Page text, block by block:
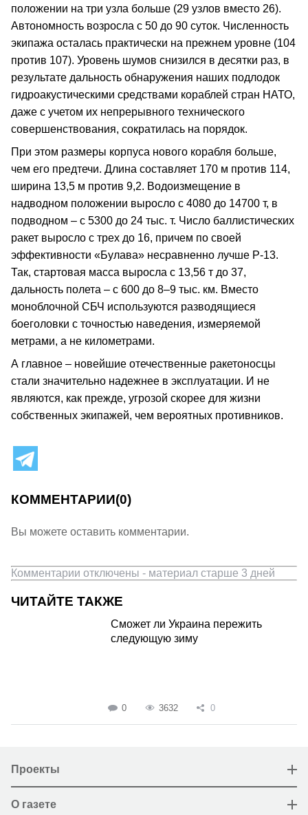
положении на три узла больше (29 узлов вместо 26).
Автономность возросла с 50 до 90 суток. Численность
экипажа осталась практически на прежнем уровне (104
против 107). Уровень шумов снизился в десятки раз, в
результате дальность обнаружения наших подлодок
гидроакустическими средствами кораблей стран НАТО,
даже с учетом их непрерывного технического
совершенствования, сократилась на порядок.
При этом размеры корпуса нового корабля больше,
чем его предтечи. Длина составляет 170 м против 114,
ширина 13,5 м против 9,2. Водоизмещение в
надводном положении выросло с 4080 до 14700 т, в
подводном – с 5300 до 24 тыс. т. Число баллистических
ракет выросло с трех до 16, причем по своей
эффективности «Булава» несравненно лучше Р-13.
Так, стартовая масса выросла с 13,56 т до 37,
дальность полета – с 600 до 8–9 тыс. км. Вместо
моноблочной СБЧ используются разводящиеся
боеголовки с точностью наведения, измеряемой
метрами, а не километрами.
А главное – новейшие отечественные ракетоносцы
стали значительно надежнее в эксплуатации. И не
являются, как прежде, угрозой скорее для жизни
собственных экипажей, чем вероятных противников.
КОММЕНТАРИИ(0)
Вы можете оставить комментарии.
Комментарии отключены - материал старше 3 дней
ЧИТАЙТЕ ТАКЖЕ
Сможет ли Украина пережить
следующую зиму
0 3632 0
Проекты
О газете